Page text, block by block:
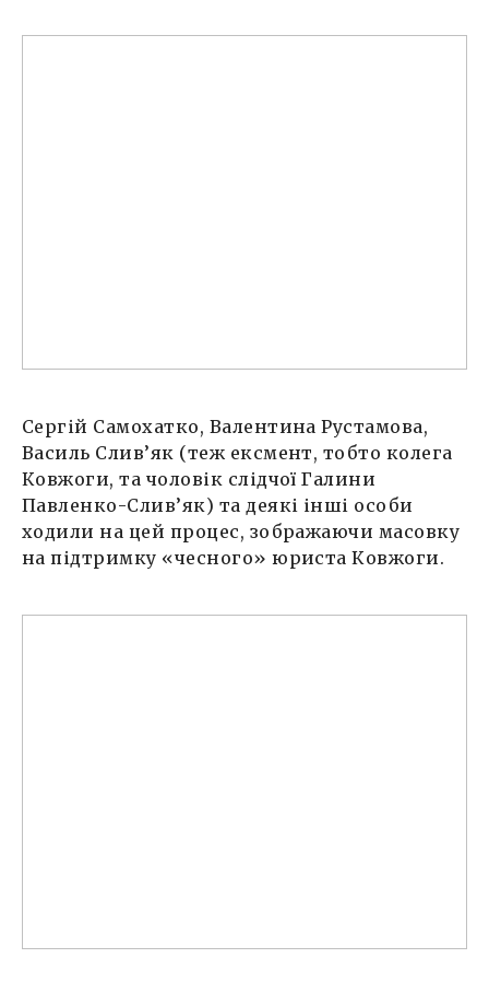
Сергій Самохатко, Валентина Рустамова,
Василь Слив’як (теж ексмент, тобто колега
Ковжоги, та чоловік слідчої Галини
Павленко-Слив’як) та деякі інші особи
ходили на цей процес, зображаючи масовку
на підтримку «чесного» юриста Ковжоги.